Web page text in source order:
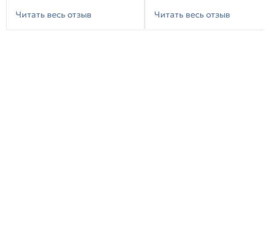
Читать весь отзыв
Читать весь отзыв